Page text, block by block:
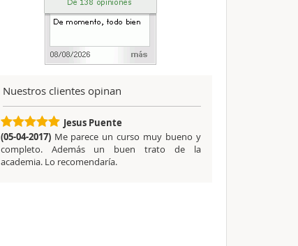
Nuestros clientes opinan
Jesus Puente
(05-04-2017) Me parece un curso muy bueno y
completo. Además un buen trato de la
academia. Lo recomendaría.